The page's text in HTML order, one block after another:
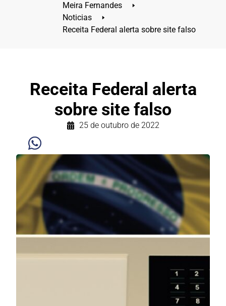
Meira Fernandes
🢒
Noticias
🢒
Receita Federal alerta sobre site falso
Receita Federal alerta
sobre site falso
25 de outubro de 2022